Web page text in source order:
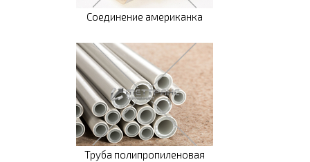
Соединение американка
Труба полипропиленовая